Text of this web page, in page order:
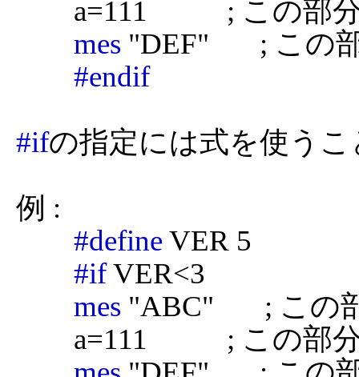
mes "DEF"       ; この
#endif
#ifの指定には式を使う
例 :
#define VER 5
#if VER<3
mes "ABC"       ; この